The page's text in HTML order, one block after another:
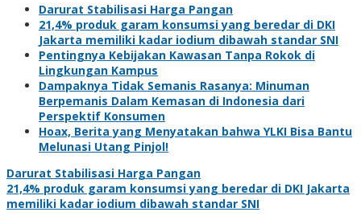
Darurat Stabilisasi Harga Pangan
21,4% produk garam konsumsi yang beredar di DKI
Jakarta memiliki kadar iodium dibawah standar SNI
Pentingnya Kebijakan Kawasan Tanpa Rokok di
Lingkungan Kampus
Dampaknya Tidak Semanis Rasanya: Minuman
Berpemanis Dalam Kemasan di Indonesia dari
Perspektif Konsumen
Hoax, Berita yang Menyatakan bahwa YLKI Bisa Bantu
Melunasi Utang Pinjol!
Darurat Stabilisasi Harga Pangan
21,4% produk garam konsumsi yang beredar di DKI Jakarta
memiliki kadar iodium dibawah standar SNI